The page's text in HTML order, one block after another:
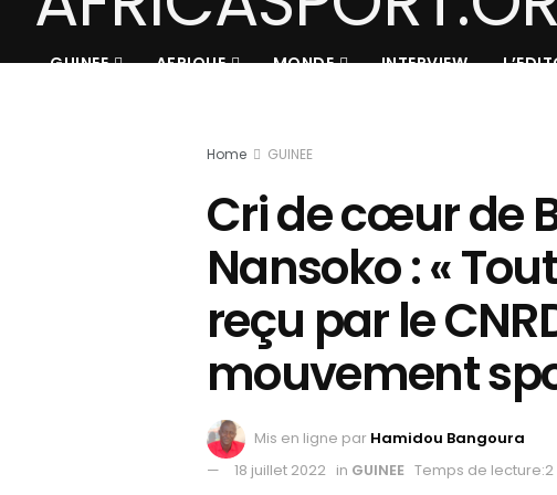
GUINEE AFRIQUE MONDE INTERVIEW
Home GUINEE
Cri de cœur de
Nansoko : «
reçu par le
mouvement
Mis en ligne par Hamidou Bangoura
18 juillet 2022 in GUINEE Temps de